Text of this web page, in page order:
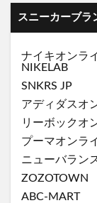
スニーカーブラ
ナイキオンラ
NIKELAB
SNKRS JP
アディダスオ
リーボックオ
プーマオンラ
ニューバラン
ZOZOTOWN
ABC-MART